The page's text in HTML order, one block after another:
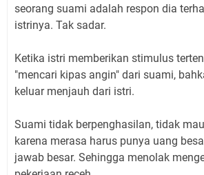
seorang suami adalah respon dia
istrinya. Tak sadar.
Ketika istri memberikan stimulus
"mencari kipas angin" dari suami,
keluar menjauh dari istri.
Suami tidak berpenghasilan, tidak
karena merasa harus punya uang
jawab besar. Sehingga menolak